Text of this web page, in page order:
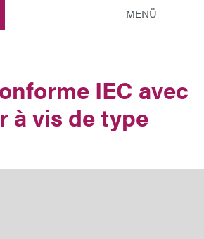
MENÜ
IEC avec
à vis de type